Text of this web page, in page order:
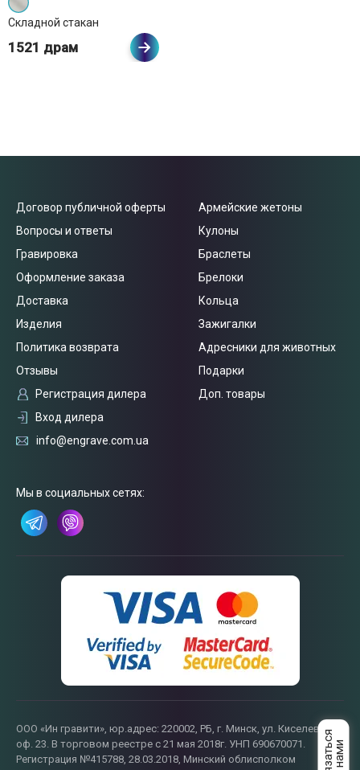
Складной стакан
1521 драм
Договор публичной оферты
Вопросы и ответы
Гравировка
Оформление заказа
Доставка
Изделия
Политика возврата
Отзывы
Регистрация дилера
Вход дилера
Армейские жетоны
Кулоны
Браслеты
Брелоки
Кольца
Зажигалки
Адресники для животных
Подарки
Доп. товары
info@engrave.com.ua
Мы в социальных сетях:
ООО «Ин гравити», юр.адрес: 220002, РБ, г. Минск, ул. Киселева, 55,
оф. 23. В торговом реестре с 21 мая 2018г. УНП 690670071.
Регистрация №415788, 28.03.2018, Минский облисполком